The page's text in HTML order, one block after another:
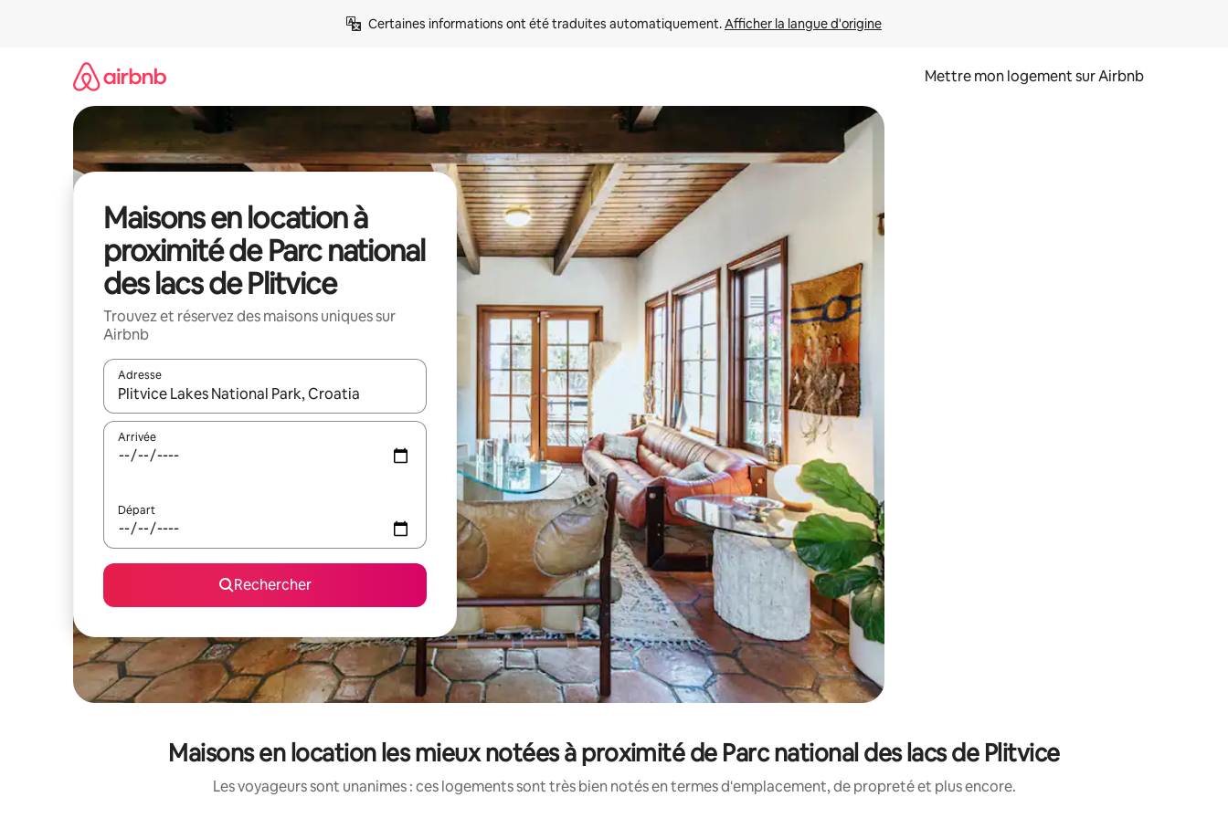
Certaines informations ont été traduites automatiquement. Afficher la langue d'origine
Mettre mon logement sur Airbnb
Maisons en location à
proximité de Parc national
des lacs de Plitvice
Trouvez et réservez des maisons uniques sur
Airbnb
Adresse
Lorsque les résultats s'affichent, utilisez les flèches vers le haut et vers le bas pour les parcourir ou en appuyant et en faisant glisser.
Arrivée
Départ
Rechercher
Maisons en location les mieux notées à proximité de Parc national des lacs de Plitvice
Les voyageurs sont unanimes : ces logements sont très bien notés en termes d'emplacement, de propreté et plus encore.